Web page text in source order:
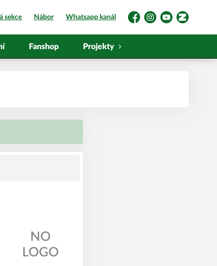
sekce Nábor Whatsapp kanál
FacebookInstagramYouTubeZonerama
Fanshop Projekty